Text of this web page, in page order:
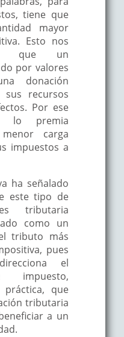
tiene que
mayor
Esto nos
que un
por valores
donación
recursos
Por ese
lo premia
carga
impuestos a
ha señalado
este tipo de
tributaria
como un
tributo más
pues
el
que
tributaria
a un